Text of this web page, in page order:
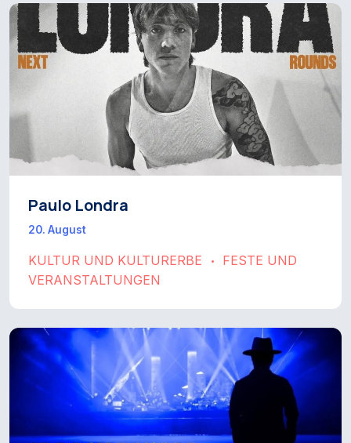
Paulo Londra
20. August
KULTUR UND KULTURERBE •
FESTE UND
VERANSTALTUNGEN